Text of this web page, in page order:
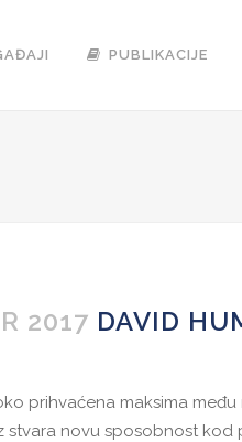
PUBLIKACIJE
2017 DAVID
prihvaćena maksima
stvara novu sposobnost